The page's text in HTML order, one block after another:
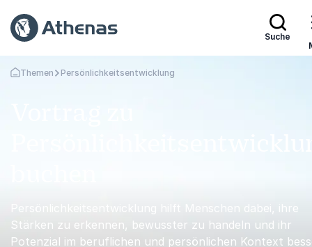
Suche
Zurück zur Startseite
Themen Persönlichkeitsentwicklung
Persönlichkeitsentwicklung hilft Menschen dabei, ihre
Stärken zu erkennen, bewusster zu handeln und ihr
Potenzial im beruflichen und persönlichen Kontext